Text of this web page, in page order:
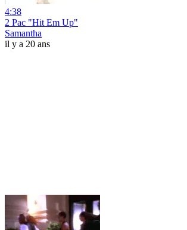
4:38
2 Pac "Hit Em Up"
Samantha
il y a 20 ans